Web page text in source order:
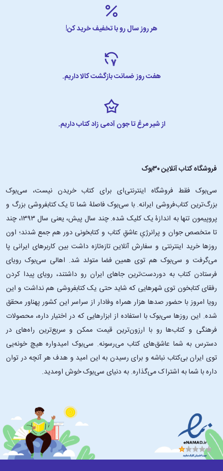
هر روز سال رو با تخفیف خرید کن!
هفت روز ضمانت بازگشت کالا داریم.
از شیر مرغ تا جون آدمی زاد کتاب داریم.
فروشگاه کتاب آنلاین ۳۰بوک
سی‌بوک فقط فروشگاه اینترنتی‌ای برای کتاب خریدن نیست، سی‌بوک
بزرگ‌ترین کتاب‌فروشی ایرانه. با سی‌بوک فاصلۀ شما تا یک کتابفروشی بزرگ و
پروپیمون تنها به اندازۀ یک کلیک شده. چند سال پیش، یعنی سال ۱۳۹۳، چند
تا متخصص جوان و پرانرژیِ عاشقِ کتاب و کتابخونی دور هم جمع شدند؛ اون‌
روزها خرید اینترنتی و سفارش آنلاین تازه‌تازه داشت بین کاربرهای ایرانی پا
می‌گرفت و سی‌بوک هم توی همین فضا متولد شد. اهالی سی‌بوک رویای
فرستادن کتاب به دوردست‌ترین جاهای ایران رو داشتند، رویای پیدا کردن
رفقای کتابخون توی شهرهایی که شاید حتی یک کتابفروشی هم نداشت و این
رویا امروز با حضور صدها هزار همراه وفادار از سراسر این کشور پهناور محقق
شده. این ‌روزها سی‌بوک با استفاده از ابزارهایی که در اختیار داره، محصولات
فرهنگی و کتاب‌ها رو با ارزون‌ترین قیمت ممکن و سریع‌ترین راه‌های در
دسترس به شما عاشق‌های کتاب می‌رسونه. سی‌بوک امیدواره هیچ خونه‌یی
توی ایران بی‌کتاب نباشه و برای رسیدن به این امید و هدف هر آنچه در توان
داره با شما به اشتراک می‌گذاره. به دنیای سی‌بوک خوش اومدید.